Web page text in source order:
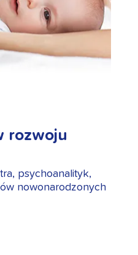
rozwoju
psychoanalityk,
nowonarodzonych